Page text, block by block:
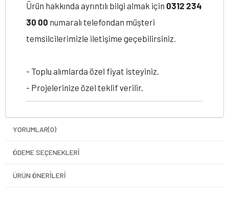
Ürün hakkında ayrıntılı bilgi almak için 0312 234
30 00 numaralı telefondan müşteri
temsilcilerimizle iletişime geçebilirsiniz.
- Toplu alımlarda özel fiyat isteyiniz.
- Projelerinize özel teklif verilir.
YORUMLAR(0)
ÖDEME SEÇENEKLERI
ÜRÜN ÖNERILERI